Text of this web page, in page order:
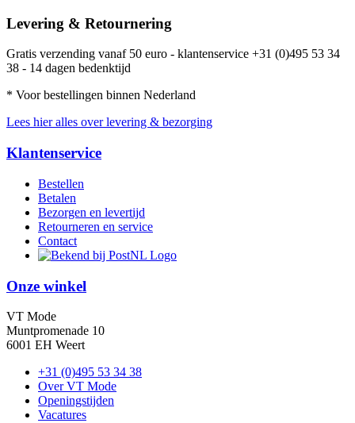
Levering & Retournering
Gratis verzending vanaf 50 euro - klantenservice +31 (0)495 53 34
38 - 14 dagen bedenktijd
* Voor bestellingen binnen Nederland
Lees hier alles over levering & bezorging
Klantenservice
Bestellen
Betalen
Bezorgen en levertijd
Retourneren en service
Contact
Onze winkel
VT Mode
Muntpromenade 10
6001 EH Weert
+31 (0)495 53 34 38
Over VT Mode
Openingstijden
Vacatures